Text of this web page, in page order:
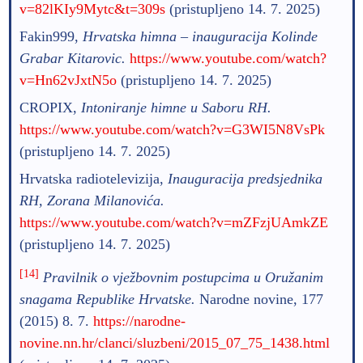
v=82lKIy9Mytc&t=309s(pristupljeno 14. 7. 2025)
Fakin999, Hrvatska himna – inauguracija Kolinde
Grabar Kitarovic. https://www.youtube.com/watch?
v=Hn62vJxtN5o(pristupljeno 14. 7. 2025)
CROPIX, Intoniranje himne u Saboru RH.
https://www.youtube.com/watch?v=G3WI5N8VsPk
(pristupljeno 14. 7. 2025)
Hrvatska radiotelevizija, Inauguracija predsjednika
RH, Zorana Milanovića.
https://www.youtube.com/watch?v=mZFzjUAmkZE
(pristupljeno 14. 7. 2025)
[14] Pravilnik o vježbovnim postupcima u Oružanim
snagama Republike Hrvatske. Narodne novine, 177
(2015) 8. 7. https://narodne-
novine.nn.hr/clanci/sluzbeni/2015_07_75_1438.html